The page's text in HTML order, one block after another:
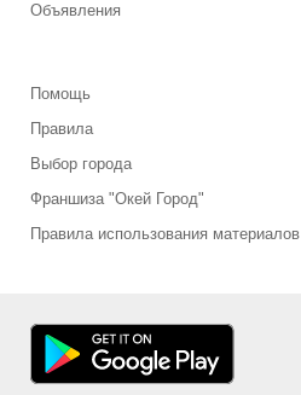
Объявления
Помощь
Правила
Выбор города
Франшиза "Окей Город"
Правила использования материалов